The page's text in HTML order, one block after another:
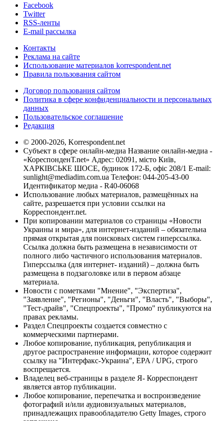
Facebook
Twitter
RSS-ленты
E-mail рассылка
Контакты
Реклама на сайте
Использование материалов korrespondent.net
Правила пользования сайтом
Договор пользования сайтом
Политика в сфере конфиденциальности и персональных
данных
Пользовательское соглашение
Редакция
© 2000-2026, Korrespondent.net
Субъект в сфере онлайн-медиа Название онлайн-медиа -
«КореспонденТ.net» Адрес: 02091, місто Київ,
ХАРКІВСЬКЕ ШОСЕ, будинок 172-Б, офіс 208/1 E-mail:
sunlight@mediadim.com.ua Телефон: 044-205-43-00
Идентификатор медиа - R40-06068
Использование любых материалов, размещённых на
сайте, разрешается при условии ссылки на
Корреспондент.net.
При копировании материалов со страницы «Новости
Украины и мира», для интернет-изданий – обязательна
прямая открытая для поисковых систем гиперссылка.
Ссылка должна быть размещена в независимости от
полного либо частичного использования материалов.
Гиперссылка (для интернет- изданий) – должна быть
размещена в подзаголовке или в первом абзаце
материала.
Новости с пометками "Мнение", "Экспертиза",
"Заявление", "Регионы", "Деньги", "Власть", "Выборы",
"Тест-драйв", "Спецпроекты", "Промо" публикуются на
правах рекламы.
Раздел Спецпроекты создается совместно с
коммерческими партнерами.
Любое копирование, публикация, републикация и
другое распространение информации, которое содержит
ссылку на "Интерфакс-Украина", EPA / UPG, строго
воспрещается.
Владелец веб-страницы в разделе Я- Корреспондент
является автор публикации.
Любое копирование, перепечатка и воспроизведение
фотографий и/или аудиовизуальных материалов,
принадлежащих правообладателю Getty Images, строго